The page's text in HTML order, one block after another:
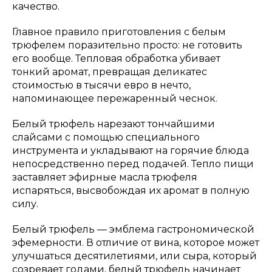
качество.
Главное правило приготовления с белым
трюфелем поразительно просто: не готовить
его вообще. Тепловая обработка убивает
тонкий аромат, превращая деликатес
стоимостью в тысячи евро в нечто,
напоминающее пережаренный чеснок.
Белый трюфель нарезают тончайшими
слайсами с помощью специального
инструмента и укладывают на горячие блюда
непосредственно перед подачей. Тепло пищи
заставляет эфирные масла трюфеля
испаряться, высвобождая их аромат в полную
силу.
Белый трюфель — эмблема гастрономической
эфемерности. В отличие от вина, которое может
улучшаться десятилетиями, или сыра, который
созревает годами, белый трюфель начинает